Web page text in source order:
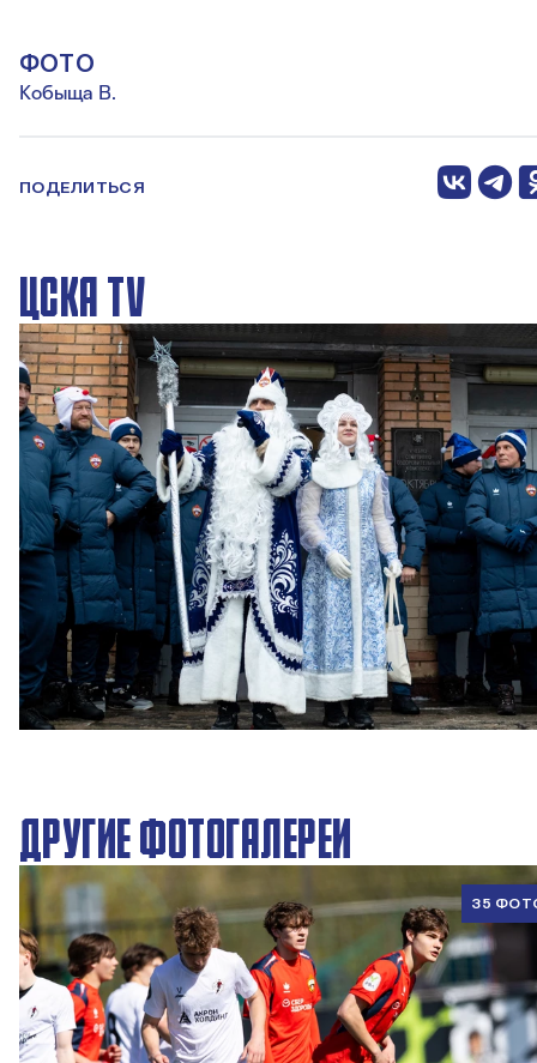
ФОТО
Кобыща В.
ПОДЕЛИТЬСЯ
ЦСКА TV
Новогодний праздник в Академии ПФК ЦСКА
27 ДЕКАБРЯ 2025 09:00
ДРУГИЕ ФОТОГАЛЕРЕИ
35